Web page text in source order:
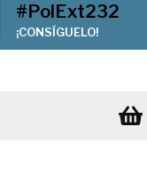
#PolExt232
¡CONSÍGUELO!